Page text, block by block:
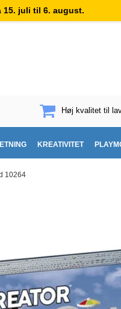
15. juli til 6. august.
Høj kvalitet til
KREATIVITET
10264